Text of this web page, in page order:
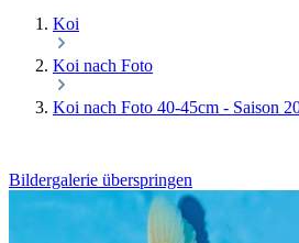
Koi
Koi nach Foto
Koi nach Foto 40-45cm - Saison
Bildergalerie überspringen